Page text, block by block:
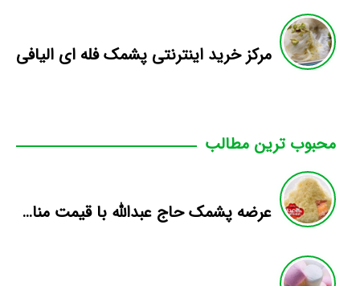
مرکز خرید اینترنتی پشمک فله ای الیافی
محبوب ترین مطالب
عرضه پشمک حاج عبدالله با قیمت مناسب